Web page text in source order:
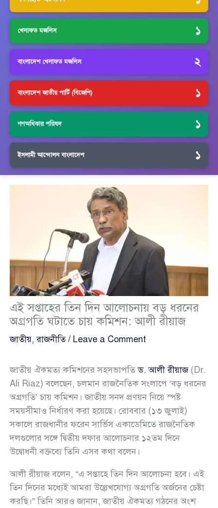
খেলাফত মজলিস ১
বাংলাদেশ খেলাফত মজলিস ২
বাংলাদেশ জাতীয় পার্টি (বিজেপি) ১
গণঅধিকার পরিষদ ১
ইসলামী আন্দোলন বাংলাদেশ ১
এই সপ্তাহের তিন দিন আলোচনায় বড় ধরনের
অগ্রগতি ঘটাতে চায় কমিশন: আলী রীয়াজ
জাতীয়,রাজনীতি/ Leave a Comment
জাতীয় ঐকমত্য কমিশনের সহসভাপতিড. আলী রীয়াজ(Dr.
Ali Riaz) বলেছেন, চলমান রাজনৈতিক সংলাপে ‘বড় ধরনের
অগ্রগতি’ চায় কমিশন। জাতীয় সনদ প্রণয়ন নিয়ে স্পষ্ট
সময়সীমাও নির্ধারণ করা হয়েছে। রোববার (১৩ জুলাই)
সকালে রাজধানীর ফরেন সার্ভিস একাডেমিতে রাজনৈতিক
দলগুলোর সঙ্গে দ্বিতীয় দফার আলোচনার ১২তম দিনে
উদ্বোধনী বক্তব্যে তিনি এসব কথা বলেন।
আলী রীয়াজ বলেন, “এ সপ্তাহে তিন দিন আলোচনা হবে। এই
তিন দিনের মধ্যেই আমরা উল্লেখযোগ্য অগ্রগতি অর্জনের চেষ্টা
করছি।” তিনি আরও জানান, জাতীয় ঐকমত্য গঠনের অংশ